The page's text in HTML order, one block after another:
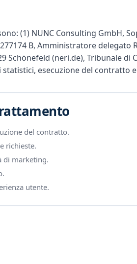
(1) NUNC Consulting GmbH,
B, Amministratore delegato
Schönefeld (neri.de), Tribunale
esecuzione del contratto
del contratto.
richieste.
di marketing.
utente.